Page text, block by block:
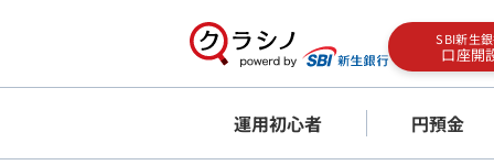
SBI新生
口座開
運用初心者 円預金